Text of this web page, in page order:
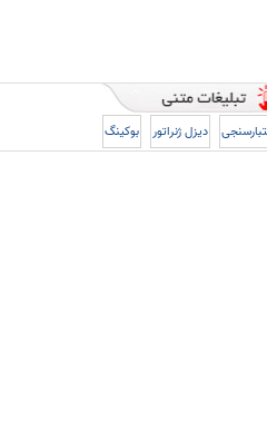
دیزل ژنراتور بوکینگ